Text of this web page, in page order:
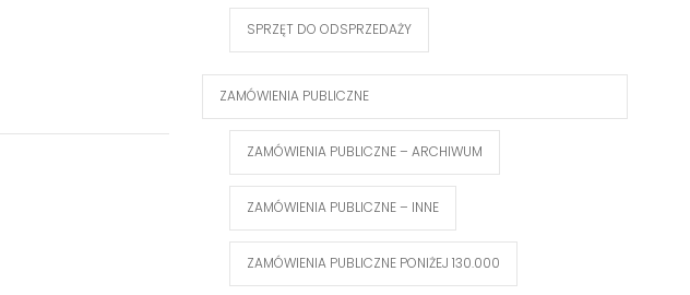
SPRZĘT DO ODSPRZEDAŻY
ZAMÓWIENIA PUBLICZNE
ZAMÓWIENIA PUBLICZNE – ARCHIWUM
ZAMÓWIENIA PUBLICZNE – INNE
ZAMÓWIENIA PUBLICZNE PONIŻEJ 130.000